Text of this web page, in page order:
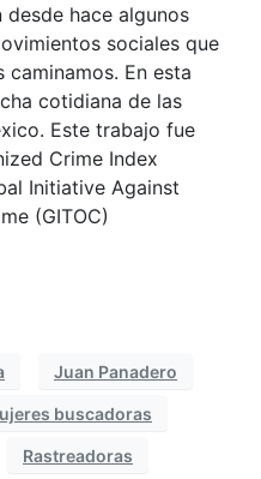
hace algunos
sociales que
En esta
cotidiana de las
Este trabajo fue
Crime Index
Initiative Against
(GITOC)
Juan Panadero
buscadoras
Rastreadoras